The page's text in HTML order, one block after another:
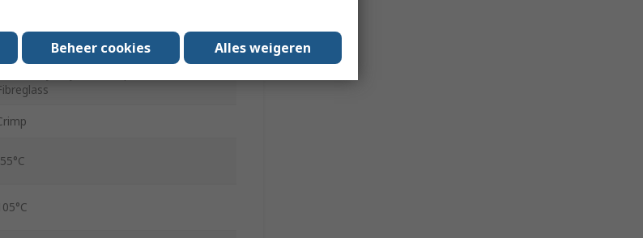
4 to 40 Screw LockBeheer cookies Alles weigeren